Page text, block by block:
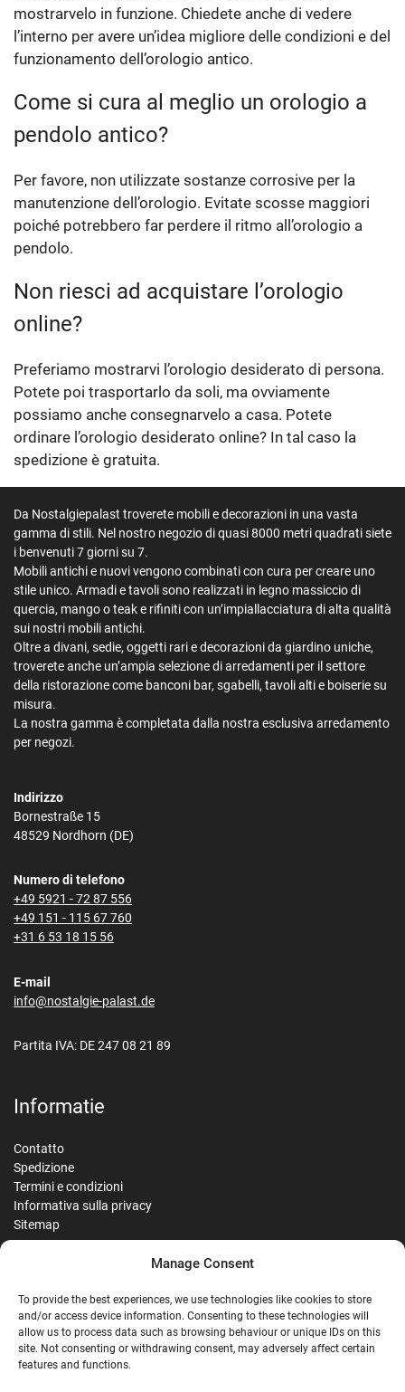
Manage Consent
To provide the best experiences, we use technologies like cookies to store
and/or access device information. Consenting to these technologies will
allow us to process data such as browsing behaviour or unique IDs on this
site. Not consenting or withdrawing consent, may adversely affect certain
features and functions.
mostrarvelo in funzione. Chiedete anche di vedere
l’interno per avere un’idea migliore delle condizioni e del
funzionamento dell’orologio antico.
Come si cura al meglio un orologio a
pendolo antico?
Per favore, non utilizzate sostanze corrosive per la
manutenzione dell’orologio. Evitate scosse maggiori
poiché potrebbero far perdere il ritmo all’orologio a
pendolo.
Non riesci ad acquistare l’orologio
online?
Preferiamo mostrarvi l’orologio desiderato di persona.
Potete poi trasportarlo da soli, ma ovviamente
possiamo anche consegnarvelo a casa. Potete
ordinare l’orologio desiderato online? In tal caso la
spedizione è gratuita.
Da Nostalgiepalast troverete mobili e decorazioni in una vasta
gamma di stili. Nel nostro negozio di quasi 8000 metri quadrati siete
i benvenuti 7 giorni su 7.
Mobili antichi e nuovi vengono combinati con cura per creare uno
stile unico. Armadi e tavoli sono realizzati in legno massiccio di
quercia, mango o teak e rifiniti con un’impiallacciatura di alta qualità
sui nostri mobili antichi.
Oltre a divani, sedie, oggetti rari e decorazioni da giardino uniche,
troverete anche un’ampia selezione di arredamenti per il settore
della ristorazione come banconi bar, sgabelli, tavoli alti e boiserie su
misura.
La nostra gamma è completata dalla nostra esclusiva arredamento
per negozi.
Indirizzo
Bornestraße 15
48529 Nordhorn (DE)
Numero di telefono
+49 5921 - 72 87 556
+49 151 - 115 67 760
+31 6 53 18 15 56
E-mail
info@nostalgie-palast.de
Partita IVA: DE 247 08 21 89
Informatie
Contatto
Spedizione
Termini e condizioni
Informativa sulla privacy
Sitemap
G Google Reviews